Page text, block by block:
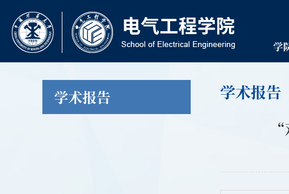
学
学术报告 学术报告